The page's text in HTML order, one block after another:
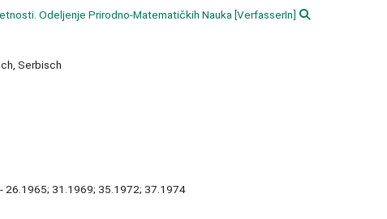
Odeljenje Prirodno-Matematičkih Nauka [VerfasserIn]
, Serbisch
26.1965; 31.1969; 35.1972; 37.1974